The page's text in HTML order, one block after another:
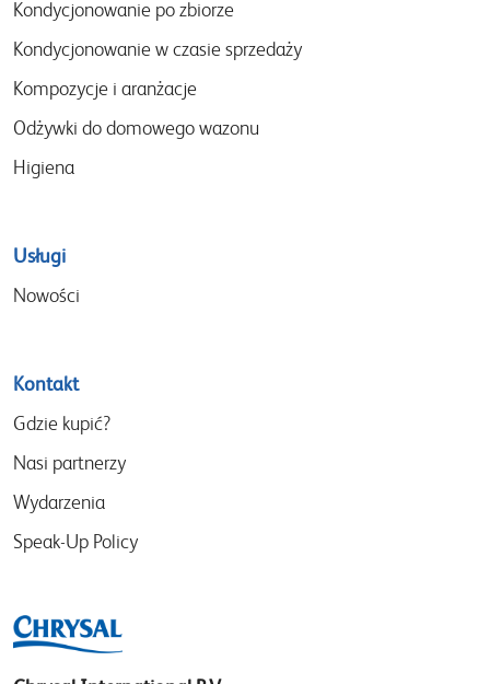
Kondycjonowanie po zbiorze
Kondycjonowanie w czasie sprzedaży
Kompozycje i aranżacje
Odżywki do domowego wazonu
Higiena
Usługi
Nowości
Kontakt
Gdzie kupić?
Nasi partnerzy
Wydarzenia
Speak-Up Policy